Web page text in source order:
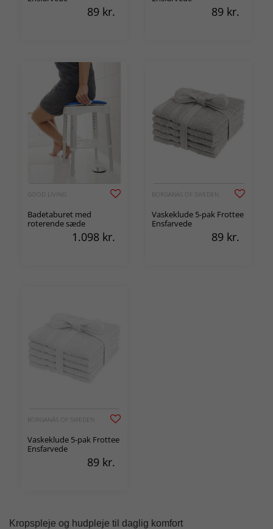
89 kr. 89 kr.
GOOD LIVING
Badetaburet med
roterende sæde
1.098 kr.
BORGANÄS OF SWEDEN
Vaskeklude 5-pak Frottee
Ensfarvede
89 kr.
BORGANÄS OF SWEDEN
Vaskeklude 5-pak Frottee
Ensfarvede
89 kr.
Kropspleje og hudpleje til daglig komfort